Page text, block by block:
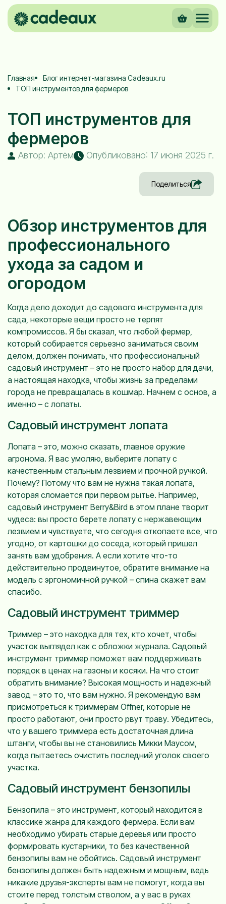
Главная
Блог интернет-магазина Cadeaux.ru
ТОП инструментов для фермеров
ТОП инструментов для
фермеров
Автор: Артём Опубликовано: 17 июня 2025 г.
Поделиться
Обзор инструментов для
профессионального
ухода за садом и
огородом
Когда дело доходит до садового инструмента для
сада, некоторые вещи просто не терпят
компромиссов. Я бы сказал, что любой фермер,
который собирается серьезно заниматься своим
делом, должен понимать, что профессиональный
садовый инструмент – это не просто набор для дачи,
а настоящая находка, чтобы жизнь за пределами
города не превращалась в кошмар. Начнем с основ, а
именно – с лопаты.
Садовый инструмент лопата
Лопата – это, можно сказать, главное оружие
агронома. Я вас умоляю, выберите лопату с
качественным стальным лезвием и прочной ручкой.
Почему? Потому что вам не нужна такая лопата,
которая сломается при первом рытье. Например,
садовый инструмент Berry&Bird в этом плане творит
чудеса: вы просто берете лопату с нержавеющим
лезвием и чувствуете, что сегодня откопаете все, что
угодно, от картошки до соседа, который пришел
занять вам удобрения. А если хотите что-то
действительно продвинутое, обратите внимание на
модель с эргономичной ручкой – спина скажет вам
спасибо.
Садовый инструмент триммер
Триммер – это находка для тех, кто хочет, чтобы
участок выглядел как с обложки журнала. Садовый
инструмент триммер поможет вам поддерживать
порядок в ценах на газоны и косяки. На что стоит
обратить внимание? Высокая мощность и надежный
завод – это то, что вам нужно. Я рекомендую вам
присмотреться к триммерам Offner, которые не
просто работают, они просто рвут траву. Убедитесь,
что у вашего триммера есть достаточная длина
штанги, чтобы вы не становились Микки Маусом,
когда пытаетесь очистить последний уголок своего
участка.
Садовый инструмент бензопилы
Бензопила – это инструмент, который находится в
классике жанра для каждого фермера. Если вам
необходимо убирать старые деревья или просто
формировать кустарники, то без качественной
бензопилы вам не обойтись. Садовый инструмент
бензопилы должен быть надежным и мощным, ведь
никакие друзья-эксперты вам не помогут, когда вы
стоите перед толстым стволом, а у вас в руках